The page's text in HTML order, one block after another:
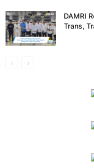
DAMRI
Trans,